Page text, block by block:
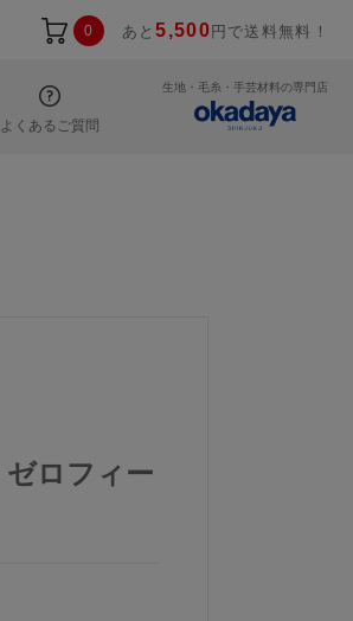
0 あと5,500 円で送料無料！
よくあるご質問
生地・毛糸・手芸材料の専門店
ロフィー